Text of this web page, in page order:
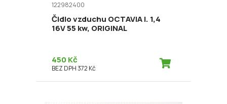
122982400
Čidlo vzduchu OCTAVIA I. 1,4
16V 55 kw, ORIGINAL
450 Kč
BEZ DPH 372 Kč